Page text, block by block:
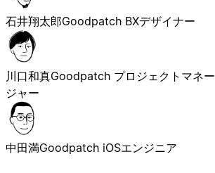
石井翔太郎Goodpatch BXデザイナー
川口和真Goodpatch プロジェクトマネー
ジャー
中田満Goodpatch iOSエンジニア